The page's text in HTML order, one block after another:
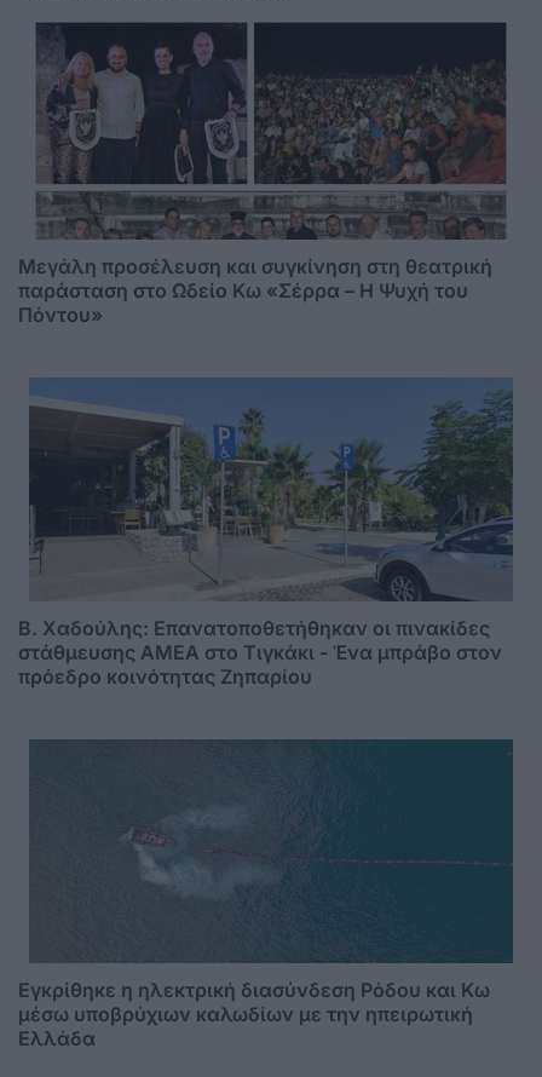
Μεγάλη προσέλευση και συγκίνηση στη θεατρική
παράσταση στο Ωδείο Κω «Σέρρα – Η Ψυχή του
Πόντου»
B. Xαδούλης: Επανατοποθετήθηκαν οι πινακίδες
στάθμευσης ΑMΕΑ στο Τιγκάκι - Ένα μπράβο στον
πρόεδρο κοινότητας Ζηπαρίου
Εγκρίθηκε η ηλεκτρική διασύνδεση Ρόδου και Κω
μέσω υποβρύχιων καλωδίων με την ηπειρωτική
Ελλάδα